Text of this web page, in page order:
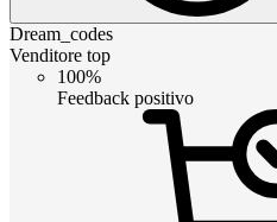
Dream_codes
Venditore top
100%
Feedback positivo